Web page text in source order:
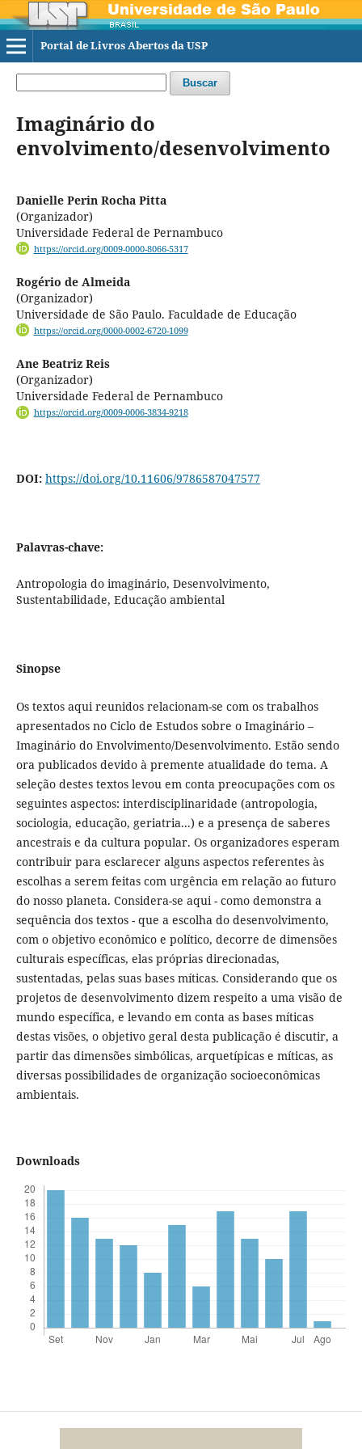
Portal de Livros Abertos da USP
Buscar
Imaginário do
envolvimento/desenvolvimento
Danielle Perin Rocha Pitta
(Organizador)
Universidade Federal de Pernambuco
https://orcid.org/0009-0000-8066-5317
Rogério de Almeida
(Organizador)
Universidade de São Paulo. Faculdade de Educação
https://orcid.org/0000-0002-6720-1099
Ane Beatriz Reis
(Organizador)
Universidade Federal de Pernambuco
https://orcid.org/0009-0006-3834-9218
DOI: https://doi.org/10.11606/9786587047577
Palavras-chave:
Antropologia do imaginário, Desenvolvimento,
Sustentabilidade, Educação ambiental
Sinopse
Os textos aqui reunidos relacionam-se com os trabalhos
apresentados no Ciclo de Estudos sobre o Imaginário –
Imaginário do Envolvimento/Desenvolvimento. Estão sendo
ora publicados devido à premente atualidade do tema. A
seleção destes textos levou em conta preocupações com os
seguintes aspectos: interdisciplinaridade (antropologia,
sociologia, educação, geriatria...) e a presença de saberes
ancestrais e da cultura popular. Os organizadores esperam
contribuir para esclarecer alguns aspectos referentes às
escolhas a serem feitas com urgência em relação ao futuro
do nosso planeta. Considera-se aqui - como demonstra a
sequência dos textos - que a escolha do desenvolvimento,
com o objetivo econômico e político, decorre de dimensões
culturais específicas, elas próprias direcionadas,
sustentadas, pelas suas bases míticas. Considerando que os
projetos de desenvolvimento dizem respeito a uma visão de
mundo específica, e levando em conta as bases míticas
destas visões, o objetivo geral desta publicação é discutir, a
partir das dimensões simbólicas, arquetípicas e míticas, as
diversas possibilidades de organização socioeconômicas
ambientais.
Downloads